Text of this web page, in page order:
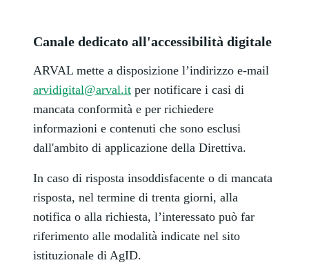
Canale dedicato all'accessibilità digitale
ARVAL mette a disposizione l’indirizzo e-mail
arvidigital@arval.it per notificare i casi di
mancata conformità e per richiedere
informazioni e contenuti che sono esclusi
dall'ambito di applicazione della Direttiva.
In caso di risposta insoddisfacente o di mancata
risposta, nel termine di trenta giorni, alla
notifica o alla richiesta, l’interessato può far
riferimento alle modalità indicate nel sito
istituzionale di AgID.